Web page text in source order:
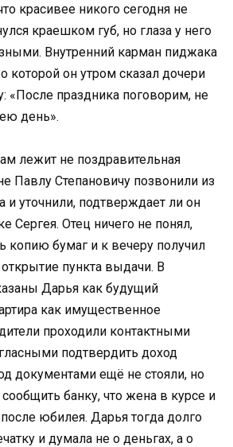
красивее никого сегодня не
краешком губ, но глаза у него
Внутренний карман пиджака
которой он утром сказал дочери
«После праздника поговорим, не
день».
лежит не поздравительная
Павлу Степановичу позвонили из
и уточнили, подтверждает ли он
Сергея. Отец ничего не понял,
копию бумаг и к вечеру получил
пункта выдачи. В
Дарья как будущий
как имущественное
проходили контактными
подтвердить доход
документами ещё не стояли, но
банку, что жена в курсе и
юбилея. Дарья тогда долго
и думала не о деньгах, а о